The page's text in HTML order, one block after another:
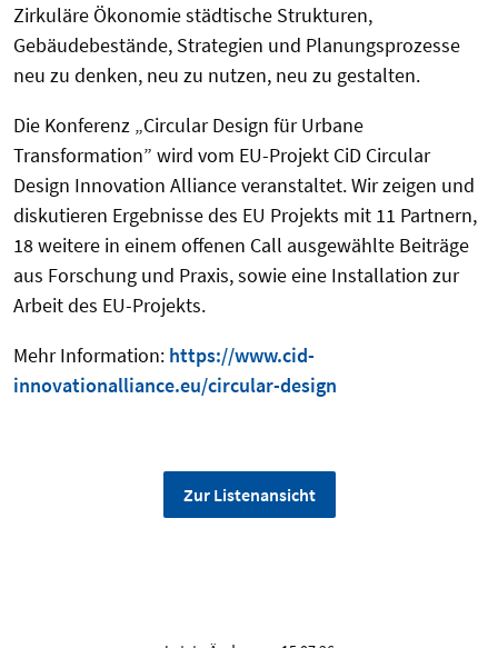
Zirkuläre Ökonomie städtische Strukturen,
Gebäudebestände, Strategien und Planungsprozesse
neu zu denken, neu zu nutzen, neu zu gestalten.
Die Konferenz „Circular Design für Urbane
Transformation” wird vom EU-Projekt CiD Circular
Design Innovation Alliance veranstaltet. Wir zeigen und
diskutieren Ergebnisse des EU Projekts mit 11 Partnern,
18 weitere in einem offenen Call ausgewählte Beiträge
aus Forschung und Praxis, sowie eine Installation zur
Arbeit des EU-Projekts.
Mehr Information: https://www.cid-
innovationalliance.eu/circular-design
Zur Listenansicht